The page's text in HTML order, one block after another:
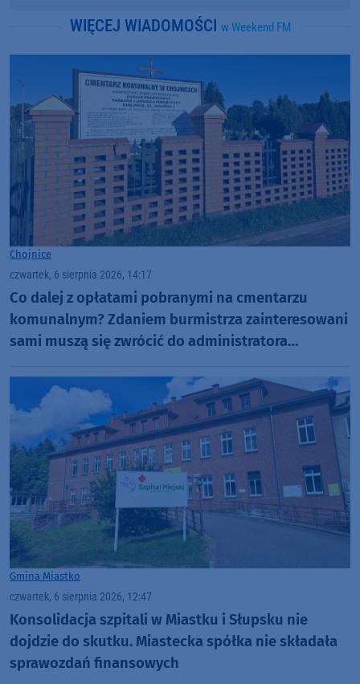
WIĘCEJ WIADOMOŚCI w Weekend FM
Chojnice
czwartek, 6 sierpnia 2026, 14:17
Co dalej z opłatami pobranymi na cmentarzu
komunalnym? Zdaniem burmistrza zainteresowani
sami muszą się zwrócić do administratora
Gmina Miastko
czwartek, 6 sierpnia 2026, 12:47
Konsolidacja szpitali w Miastku i Słupsku nie
dojdzie do skutku. Miastecka spółka nie składała
sprawozdań finansowych